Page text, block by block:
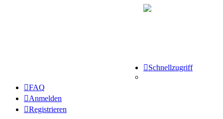
Schnellzugriff
FAQ
Anmelden
Registrieren